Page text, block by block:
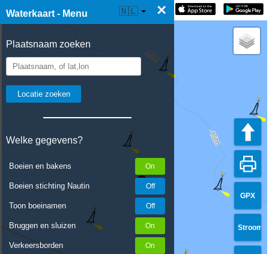
Waterkaart - Menu ×
Plaatsnaam zoeken
Welke gegevens?
Boeien en bakens
Boeien stichting Nautin
Toon boeinamen
Bruggen en sluizen
Verkeersborden
☰ Waterkaart Live 🇳🇱
GPX
Stroom